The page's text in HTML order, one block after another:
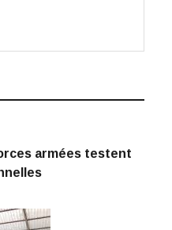
armées testent